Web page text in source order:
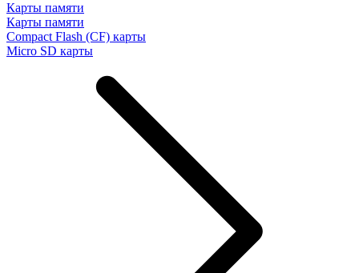
Карты памяти
Карты памяти
Compact Flash (CF) карты
Micro SD карты